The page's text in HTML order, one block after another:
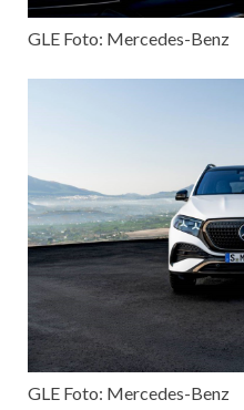
GLE Foto: Mercedes-Benz
GLE Foto: Mercedes-Benz